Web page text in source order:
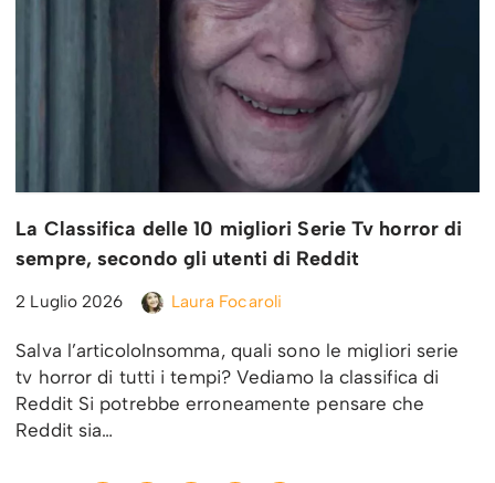
La Classifica delle 10 migliori Serie Tv horror di
sempre, secondo gli utenti di Reddit
2 Luglio 2026 Laura Focaroli
Salva l’articoloInsomma, quali sono le migliori serie
tv horror di tutti i tempi? Vediamo la classifica di
Reddit Si potrebbe erroneamente pensare che
Reddit sia…